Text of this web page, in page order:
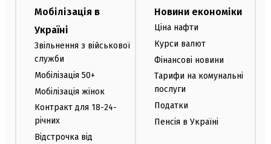
Мобілізація в
Україні
Звільнення з військової
служби
Мобілізація 50+
Мобілізація жінок
Контракт для 18-24-
річних
Відстрочка від
Новини економіки
Ціна нафти
Курси валют
Фінансові новини
Тарифи на комунальні
послуги
Податки
Пенсія в Україні